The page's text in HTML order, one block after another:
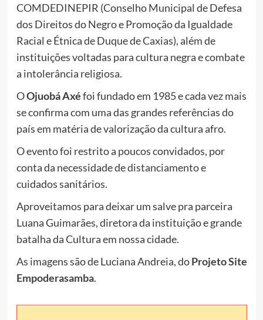
COMDEDINEPIR (Conselho Municipal de Defesa
dos Direitos do Negro e Promoção da Igualdade
Racial e Étnica de Duque de Caxias), além de
instituições voltadas para cultura negra e combate
a intolerância religiosa.
OOjuobá Axéfoi fundado em 1985 e cada vez mais
se confirma com uma das grandes referências do
país em matéria de valorização da cultura afro.
O evento foi restrito a poucos convidados, por
conta da necessidade de distanciamento e
cuidados sanitários.
Aproveitamos para deixar um salve pra parceira
Luana Guimarães, diretora da instituição e grande
batalha da Cultura em nossa cidade.
As imagens são de Luciana Andreia, doProjeto Site
Empoderasamba.